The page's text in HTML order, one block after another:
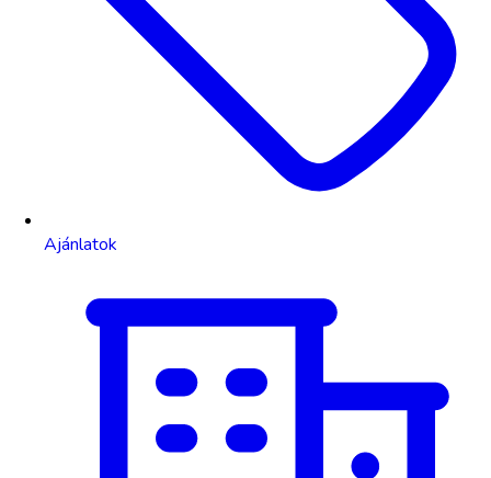
Ajánlatok